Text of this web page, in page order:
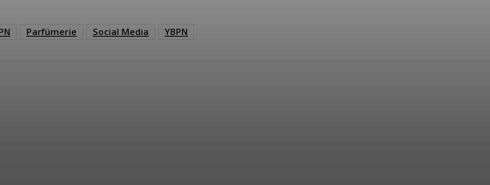
Parfümerie Social Media YBPN